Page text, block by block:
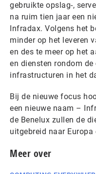
gebruikte opslag-,
na ruim tien jaar een
Infradax. Volgens het
minder op het leveren
en des te meer op het
en diensten rondom
infrastructuren in het
Bij de nieuwe focus
een nieuwe naam –
de Benelux zullen de
uitgebreid naar Europa
Meer over